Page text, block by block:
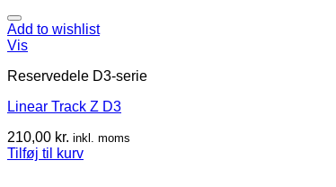
Add to wishlist
Vis
Reservedele D3-serie
Linear Track Z D3
210,00 kr. inkl. moms
Tilføj til kurv